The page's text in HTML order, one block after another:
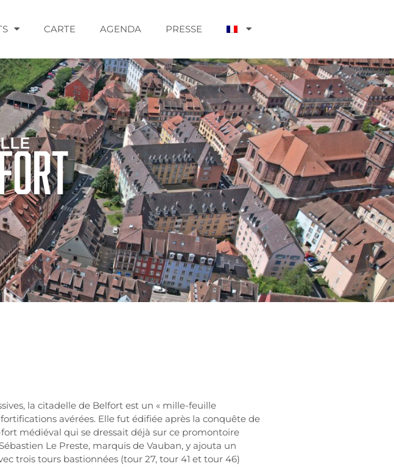
CARTE AGENDA PRESSE
la citadelle de Belfort est un « mille-feuille
avérées. Elle fut édifiée après la conquête de
médiéval qui se dressait déjà sur ce promontoire
Le Preste, marquis de Vauban, y ajouta un
trois tours bastionnées (tour 27, tour 41 et tour 46)